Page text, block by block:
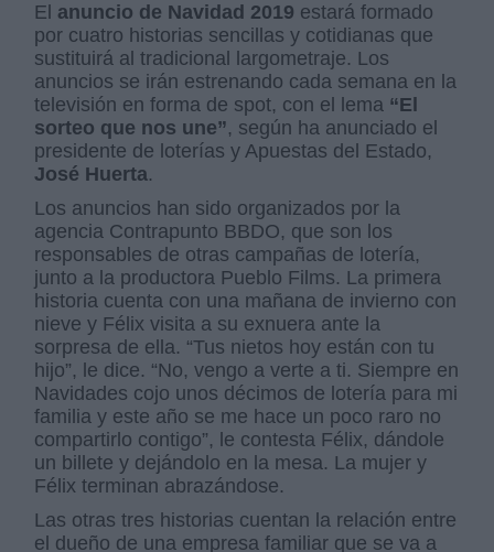
El anuncio de Navidad 2019 estará formado
por cuatro historias sencillas y cotidianas que
sustituirá al tradicional largometraje. Los
anuncios se irán estrenando cada semana en la
televisión en forma de spot, con el lema “El
sorteo que nos une”, según ha anunciado el
presidente de loterías y Apuestas del Estado,
José Huerta.
Los anuncios han sido organizados por la
agencia Contrapunto BBDO, que son los
responsables de otras campañas de lotería,
junto a la productora Pueblo Films. La primera
historia cuenta con una mañana de invierno con
nieve y Félix visita a su exnuera ante la
sorpresa de ella. “Tus nietos hoy están con tu
hijo”, le dice. “No, vengo a verte a ti. Siempre en
Navidades cojo unos décimos de lotería para mi
familia y este año se me hace un poco raro no
compartirlo contigo”, le contesta Félix, dándole
un billete y dejándolo en la mesa. La mujer y
Félix terminan abrazándose.
Las otras tres historias cuentan la relación entre
el dueño de una empresa familiar que se va a